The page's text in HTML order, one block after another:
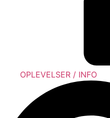
OPLEVELSER / INFO